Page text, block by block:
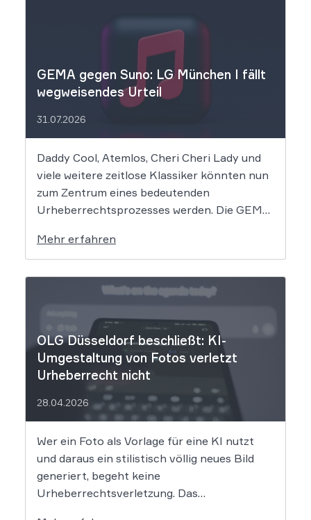
GEMA gegen Suno: LG München I fällt
wegweisendes Urteil
31.07.2026
Daddy Cool, Atemlos, Cheri Cheri Lady und
viele weitere zeitlose Klassiker könnten nun
zum Zentrum eines bedeutenden
Urheberrechtsprozesses werden. Die GEMA
will die Rechte ihrer Mitglieder verteidigen.
Dem Unternehmen hinter der populären KI-
Musik-App werden massive
Urheberrechtsverletzungen vorgeworfen.
Mehr erfahren
OLG Düsseldorf beschließt: KI-
Umgestaltung von Fotos verletzt
Urheberrecht nicht
28.04.2026
Wer ein Foto als Vorlage für eine KI nutzt
und daraus ein stilistisch völlig neues Bild
generiert, begeht keine
Urheberrechtsverletzung. Das